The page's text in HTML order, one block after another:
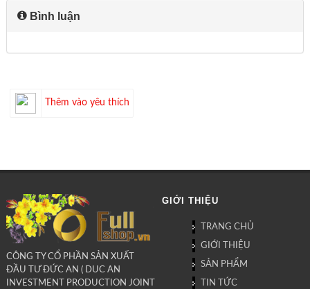
Bình luận
Thêm vào yêu thích
CÔNG TY CỔ PHẦN SẢN XUẤT
ĐẦU TƯ ĐỨC AN ( DUC AN
INVESTMENT PRODUCTION JOINT
GIỚI THIỆU
TRANG CHỦ
GIỚI THIỆU
SẢN PHẨM
TIN TỨC